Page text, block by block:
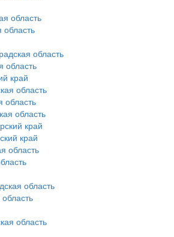
область
область
область
область
край
область
область
область
край
край
область
область
область